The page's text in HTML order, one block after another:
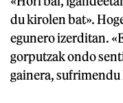
du kirolen bat».
egunero izerditan.
gorputzak ondo
gainera,